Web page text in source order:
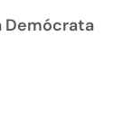
Demócrata